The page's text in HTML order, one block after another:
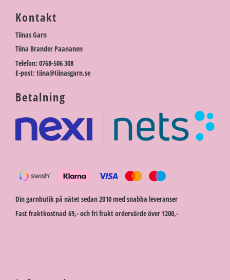
Kontakt
Tiinas Garn
Tiina Brander Paananen
Telefon: 0768-506 308
E-post: tiina@tiinasgarn.se
Betalning
Din garnbutik på nätet sedan 2010 med snabba leveranser
Fast fraktkostnad 69,- och fri frakt ordervärde över 1200,-